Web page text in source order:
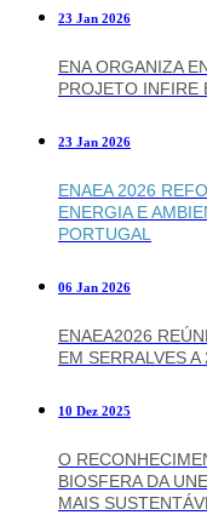
23 Jan 2026
ENA ORGANIZA
PROJETO INFIRE
23 Jan 2026
ENAEA 2026
ENERGIA E
PORTUGAL
06 Jan 2026
ENAEA2026
EM SERRALVES
10 Dez 2025
O
BIOSFERA DA
MAIS